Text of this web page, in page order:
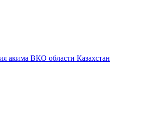
акима ВКО области Казахстан